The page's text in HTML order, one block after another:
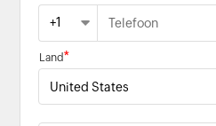
+1
Land*